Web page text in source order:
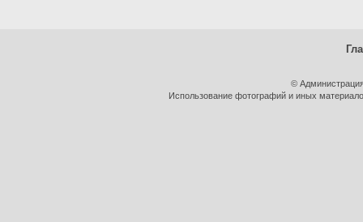
©
Использование фотографий и иных